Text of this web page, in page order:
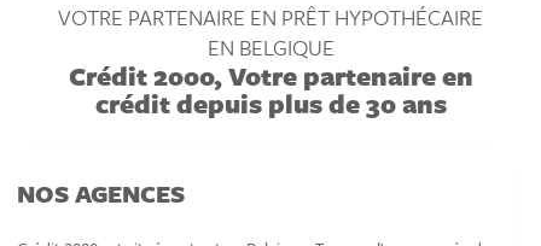
VOTRE PARTENAIRE EN PRÊT HYPOTHÉCAIRE
EN BELGIQUE
Crédit 2000, Votre partenaire en
crédit depuis plus de 30 ans
NOS AGENCES